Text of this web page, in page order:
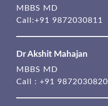
MBBS MD
Call:+91 9872030811
Dr Akshit Mahajan
MBBS MD
Call : +91 9872030820